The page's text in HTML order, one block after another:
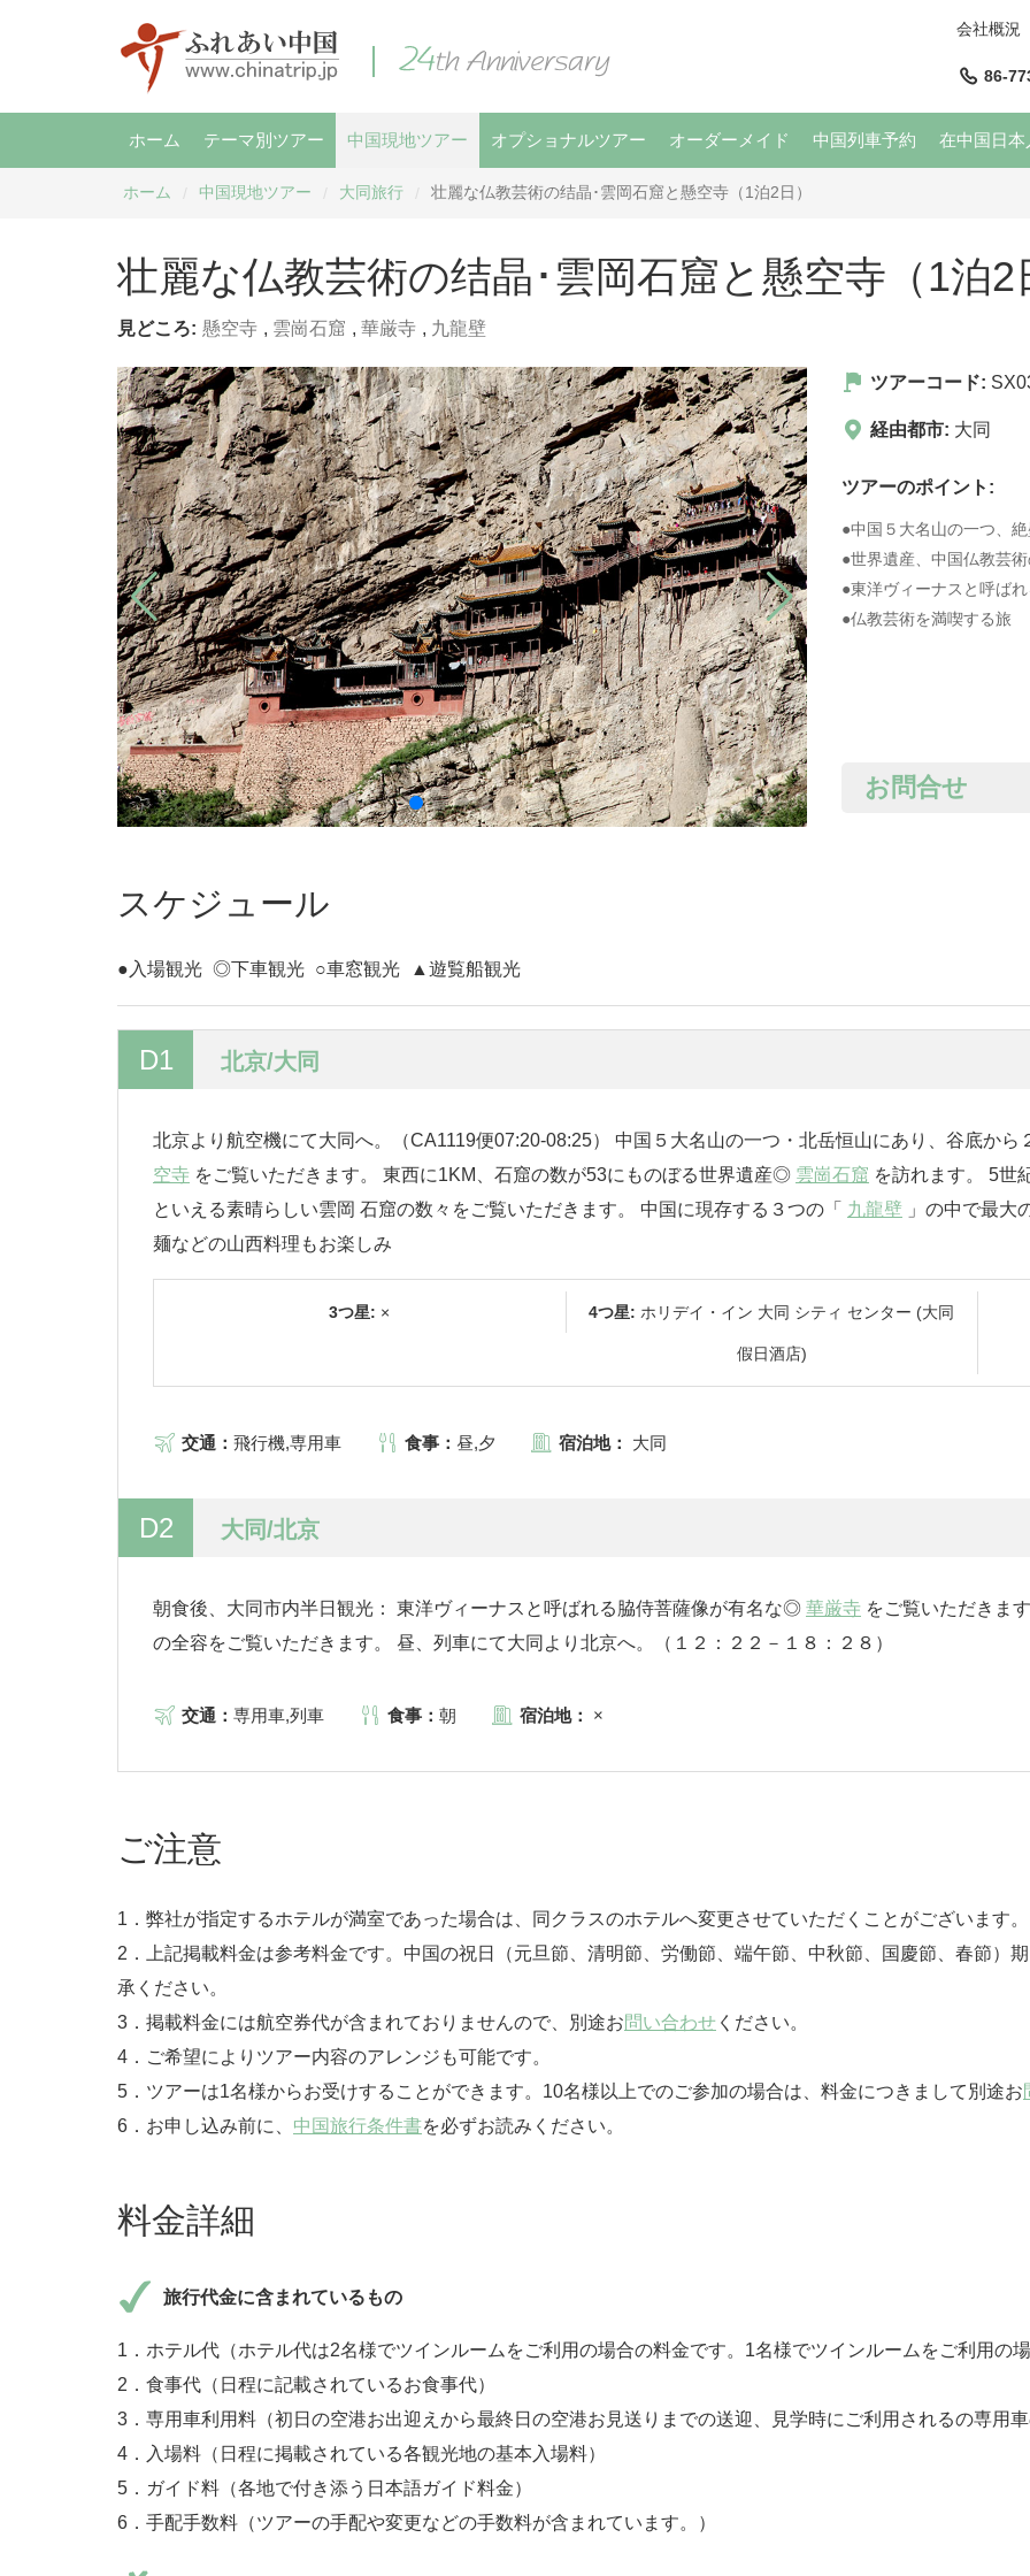
会社概況
86-
ホーム テーマ別ツアー 中国現地ツアー オプショナルツアー オーダーメイド 中国列車予約 在中国日
ホーム 中国現地ツアー 大同旅行 壮麗な仏教芸術の结晶･雲岡石窟と懸空寺（1泊2日）
壮麗な仏教芸術の结晶･雲岡石窟と懸空寺（1泊2
見どころ: 懸空寺 , 雲崗石窟 , 華厳寺 , 九龍壁
ツアーコード:
経由都市: 大同
ツアーのポイント:
●中国５大名山の一つ、
●世界遺産、中国仏教芸
●東洋ヴィーナスと呼ば
●仏教芸術を満喫する旅
お問合せ
スケジュール
●入場観光 ◎下車観光 ○車窓観光 ▲遊覧船観光
D1 北京/大同
北京より航空機にて大同へ。（CA1119便07:20-08:25） 中国５大名山の一つ・北岳恒山にあり、谷底か
空寺 をご覧いただきます。 東西に1KM、石窟の数が53にものぼる世界遺産◎ 雲崗石窟 を訪れます。 5世
といえる素晴らしい雲岡 石窟の数々をご覧いただきます。 中国に現存する３つの「 九龍壁 」の中で最大
麺などの山西料理もお楽しみ
3つ星: × 4つ星: ホリデイ・イン 大同 シティ センター (大同
假日酒店)
交通： 飛行機,専用車 食事： 昼,夕 宿泊地： 大同
D2 大同/北京
朝食後、大同市内半日観光： 東洋ヴィーナスと呼ばれる脇侍菩薩像が有名な◎ 華厳寺 をご覧いただきま
の全容をご覧いただきます。 昼、列車にて大同より北京へ。（１２：２２－１８：２８）
交通： 専用車,列車 食事： 朝 宿泊地： ×
ご注意
1．弊社が指定するホテルが満室であった場合は、同クラスのホテルへ変更させていただくことがございます。
2．上記掲載料金は参考料金です。中国の祝日（元旦節、清明節、労働節、端午節、中秋節、国慶節、春節）
承ください。
3．掲載料金には航空券代が含まれておりませんので、別途お問い合わせ ください。
4．ご希望によりツアー内容のアレンジも可能です。
5．ツアーは1名様からお受けすることができます。10名様以上でのご参加の場合は、料金につきまして別途お
6．お申し込み前に、 中国旅行条件書を必ずお読みください。
料金詳細
旅行代金に含まれているもの
1．ホテル代（ホテル代は2名様でツインルームをご利用の場合の料金です。1名様でツインルームをご利用の
2．食事代（日程に記載されているお食事代）
3．専用車利用料（初日の空港お出迎えから最終日の空港お見送りまでの送迎、見学時にご利用されるの専
4．入場料（日程に掲載されている各観光地の基本入場料）
5．ガイド料（各地で付き添う日本語ガイド料金）
6．手配手数料（ツアーの手配や変更などの手数料が含まれています。）